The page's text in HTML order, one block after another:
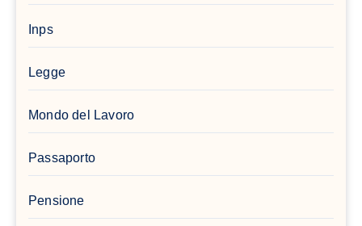
Inps
Legge
Mondo del Lavoro
Passaporto
Pensione